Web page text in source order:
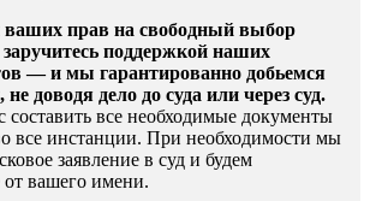
прав на свободный выбор
заручитесь поддержкой наших
— и мы гарантированно добьемся
доводя дело до суда или через суд.
составить все необходимые документы
все инстанции. При необходимости мы
заявление в суд и будем
от вашего имени.